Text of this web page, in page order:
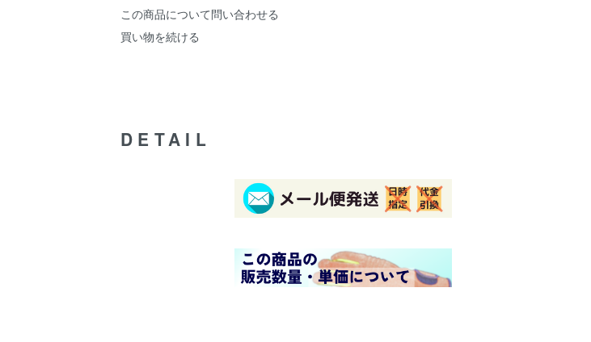
この商品について問い合わせる
買い物を続ける
DETAIL